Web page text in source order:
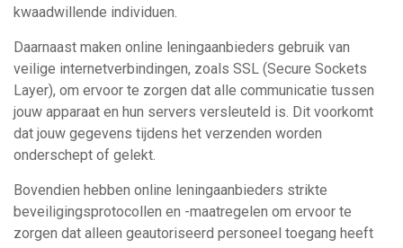
kwaadwillende individuen.
Daarnaast maken online leningaanbieders gebruik van
veilige internetverbindingen, zoals SSL (Secure Sockets
Layer), om ervoor te zorgen dat alle communicatie tussen
jouw apparaat en hun servers versleuteld is. Dit voorkomt
dat jouw gegevens tijdens het verzenden worden
onderschept of gelekt.
Bovendien hebben online leningaanbieders strikte
beveiligingsprotocollen en -maatregelen om ervoor te
zorgen dat alleen geautoriseerd personeel toegang heeft